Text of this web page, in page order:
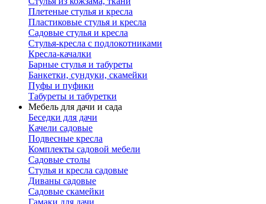
Плетеные стулья и кресла
Пластиковые стулья и кресла
Садовые стулья и кресла
Стулья-кресла с подлокотниками
Кресла-качалки
Барные стулья и табуреты
Банкетки, сундуки, скамейки
Пуфы и пуфики
Табуреты и табуретки
Мебель для дачи и сада
Беседки для дачи
Качели садовые
Подвесные кресла
Комплекты садовой мебели
Садовые столы
Стулья и кресла садовые
Диваны садовые
Садовые скамейки
Гамаки для дачи